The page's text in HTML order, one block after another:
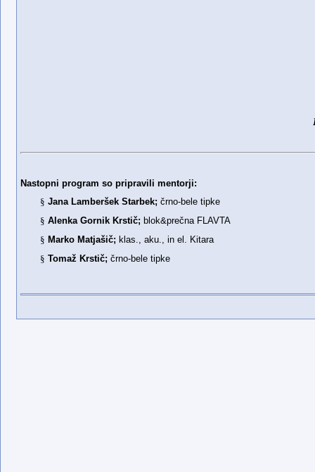
Nastopni program so pripravili mentorji:
§ Jana Lamberšek Starbek; črno-bele tipke
§ Alenka Gornik Krstič; blok&prečna FLAVTA
§ Marko Matjašič; klas., aku., in el. Kitara
§ Tomaž Krstič; črno-bele tipke